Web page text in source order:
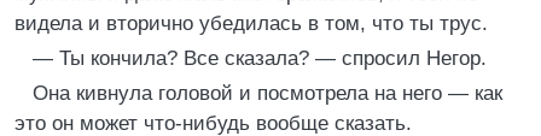
видела и вторично убедилась в том, что ты трус.
— Ты кончила? Все сказала? — спросил Негор.
Она кивнула головой и посмотрела на него — как
это он может что-нибудь вообще сказать.